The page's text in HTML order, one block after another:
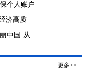
个人账户
济高质
中国·从
更多>>